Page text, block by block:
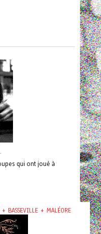
qui ont joué à
BASSEVILLE + MALÉORE